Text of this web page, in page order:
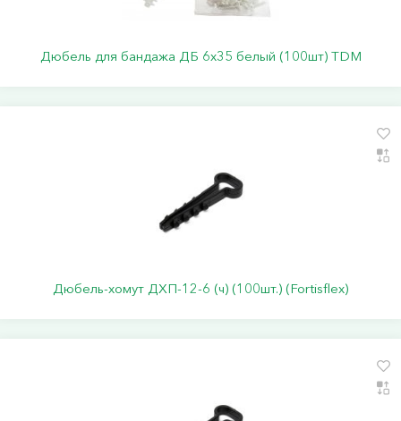
Дюбель для бандажа ДБ 6х35 белый (100шт) TDM
Дюбель-хомут ДХП-12-6 (ч) (100шт.) (Fortisflex)